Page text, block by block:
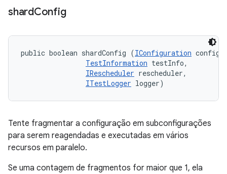
shardConfig
public boolean shardConfig (IConfiguration
TestInformation testInfo,
IRescheduler rescheduler,
ITestLogger logger)
Tente fragmentar a configuração em subconfigurações
para serem reagendadas e executadas em vários
recursos em paralelo.
Se uma contagem de fragmentos for maior que 1, ela